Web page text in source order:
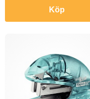
Köp